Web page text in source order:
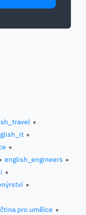
english_engineers
pro umělce